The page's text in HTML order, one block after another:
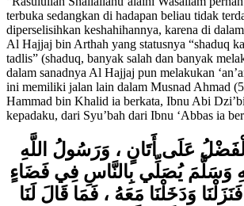
“Rasulullah Shallallahu’alaihi Wasallam pernah
terbuka sedangkan di hadapan beliau tidak
diperselisihkan keshahihannya, karena di
Al Hajjaj bin Arthah yang statusnya “shaduq
tadlis” (shaduq, banyak salah dan banyak
dalam sanadnya Al Hajjaj pun melakukan
ini memiliki jalan lain dalam Musnad Ahmad
Hammad bin Khalid ia berkata, Ibnu Abi
kepadaku, dari Syu’bah dari Ibnu ‘Abbas ia
عَلَى أَتَانٍ ، وَرَسُولُ اللَّهِ
وَسَلَّمَ يُصَلِّي بِالنَّاسِ فِي فَضَاءٍ